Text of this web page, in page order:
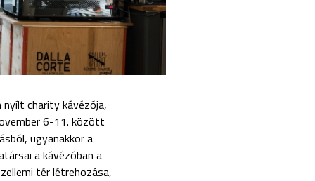
charity kávézója,
6-11. között
ugyanakkor a
a kávézóban a
tér létrehozása,